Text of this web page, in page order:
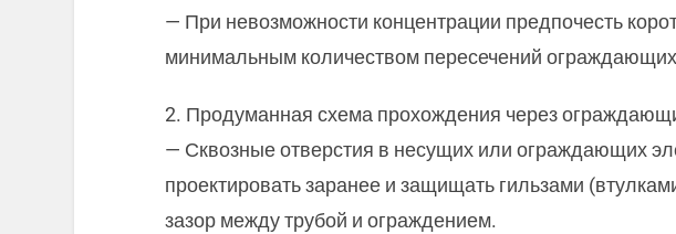
— При невозможности концентрации предпочесть
минимальным количеством пересечений ограждающих
2. Продуманная схема прохождения через
— Сквозные отверстия в несущих или ограждающих
проектировать заранее и защищать гильзами
зазор между трубой и ограждением.